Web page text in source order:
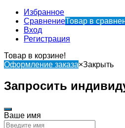
Избранное
СравнениеТовар в
Вход
Регистрация
Товар в корзине!
Оформление заказа×Закрыть
Запросить
Ваше имя